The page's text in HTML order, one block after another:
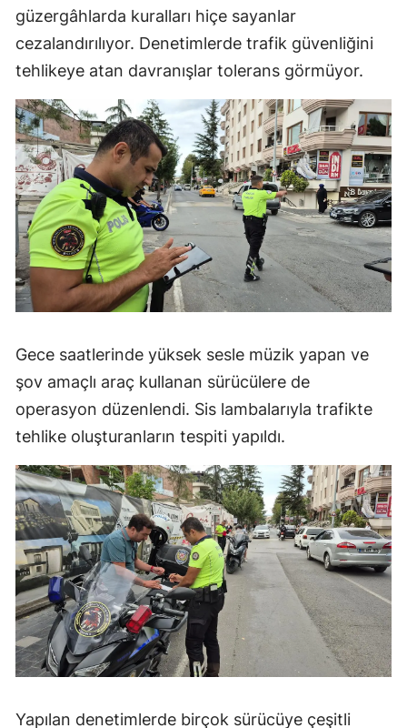
güzergâhlarda kuralları hiçe sayanlar
cezalandırılıyor. Denetimlerde trafik güvenliğini
tehlikeye atan davranışlar tolerans görmüyor.
Gece saatlerinde yüksek sesle müzik yapan ve
şov amaçlı araç kullanan sürücülere de
operasyon düzenlendi. Sis lambalarıyla trafikte
tehlike oluşturanların tespiti yapıldı.
Yapılan denetimlerde birçok sürücüye çeşitli